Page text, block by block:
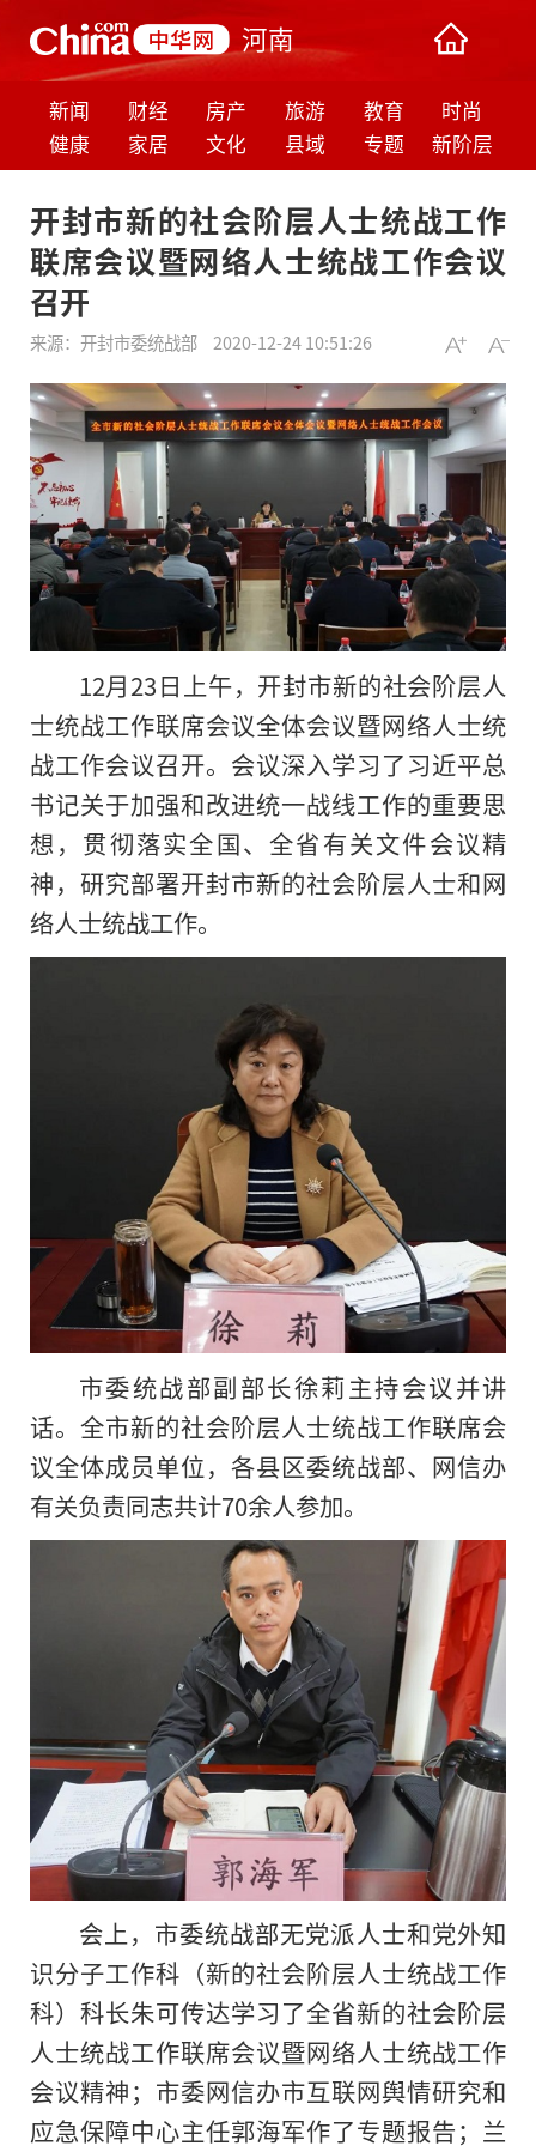
河南
新闻 财经 房产 旅游 教育
时尚
健康
家居 文化 县域 专题 新阶层
开封市新的社会阶层人士统战工作
联席会议暨网络人士统战工作会议
召开
来源： 开封市委统战部 2020-12-24 10:51:26
12月23日上午，开封市新的社会阶层人
士统战工作联席会议全体会议暨网络人士统
战工作会议召开。会议深入学习了习近平总
书记关于加强和改进统一战线工作的重要思
想，贯彻落实全国、全省有关文件会议精
神，研究部署开封市新的社会阶层人士和网
络人士统战工作。
市委统战部副部长徐莉主持会议并讲
话。全市新的社会阶层人士统战工作联席会
议全体成员单位，各县区委统战部、网信办
有关负责同志共计70余人参加。
会上，市委统战部无党派人士和党外知
识分子工作科（新的社会阶层人士统战工作
科）科长朱可传达学习了全省新的社会阶层
人士统战工作联席会议暨网络人士统战工作
会议精神；市委网信办市互联网舆情研究和
应急保障中心主任郭海军作了专题报告；兰